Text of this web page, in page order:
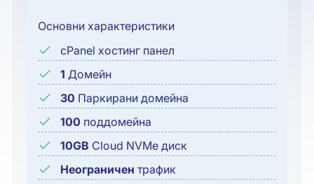
Основни характеристики
cPanel хостинг панел
1 Домейн
30 Паркирани домейна
100 поддомейна
10GB Cloud NVMe диск
Неограничентрафик